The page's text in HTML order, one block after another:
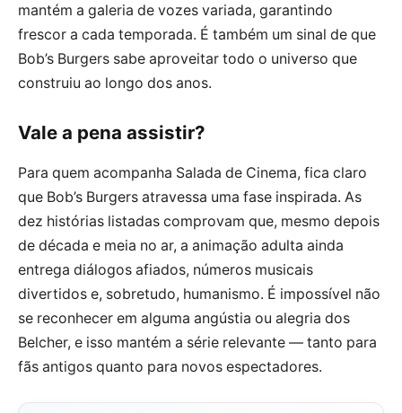
mantém a galeria de vozes variada, garantindo
frescor a cada temporada. É também um sinal de que
Bob’s Burgers sabe aproveitar todo o universo que
construiu ao longo dos anos.
Vale a pena assistir?
Para quem acompanha Salada de Cinema, fica claro
que Bob’s Burgers atravessa uma fase inspirada. As
dez histórias listadas comprovam que, mesmo depois
de década e meia no ar, a animação adulta ainda
entrega diálogos afiados, números musicais
divertidos e, sobretudo, humanismo. É impossível não
se reconhecer em alguma angústia ou alegria dos
Belcher, e isso mantém a série relevante — tanto para
fãs antigos quanto para novos espectadores.